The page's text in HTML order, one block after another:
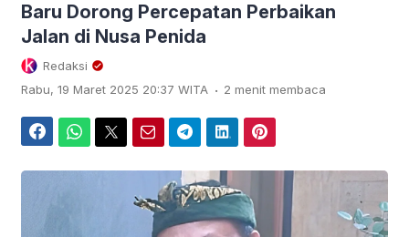
Baru Dorong Percepatan Perbaikan
Jalan di Nusa Penida
Redaksi
Rabu, 19 Maret 2025 20:37 WITA . 2 menit membaca